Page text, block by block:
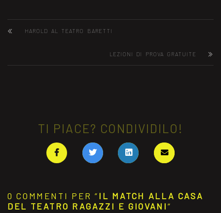
HAROLD AL TEATRO BARETTI
LEZIONI DI PROVA GRATUITE
TI PIACE? CONDIVIDILO!
0 COMMENTI PER “IL MATCH ALLA CASA
DEL TEATRO RAGAZZI E GIOVANI”